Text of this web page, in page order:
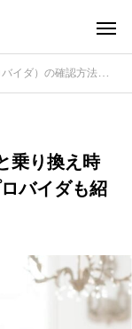
乗り換え時の注意点を解説！おすすめのプロバイダも紹介！
乗り換え時
バイダも紹